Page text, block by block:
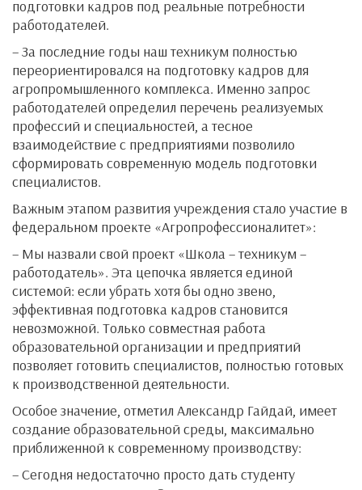
подготовки кадров под реальные потребности
работодателей.
– За последние годы наш техникум полностью
переориентировался на подготовку кадров для
агропромышленного комплекса. Именно запрос
работодателей определил перечень реализуемых
профессий и специальностей, а тесное
взаимодействие с предприятиями позволило
сформировать современную модель подготовки
специалистов.
Важным этапом развития учреждения стало участие в
федеральном проекте «Агропрофессионалитет»:
– Мы назвали свой проект «Школа – техникум –
работодатель». Эта цепочка является единой
системой: если убрать хотя бы одно звено,
эффективная подготовка кадров становится
невозможной. Только совместная работа
образовательной организации и предприятий
позволяет готовить специалистов, полностью готовых
к производственной деятельности.
Особое значение, отметил Александр Гайдай, имеет
создание образовательной среды, максимально
приближенной к современному производству:
– Сегодня недостаточно просто дать студенту